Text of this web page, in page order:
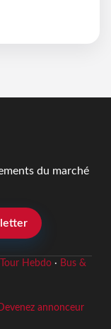
du marché
Tour Hebdo· Bus &
annonceur